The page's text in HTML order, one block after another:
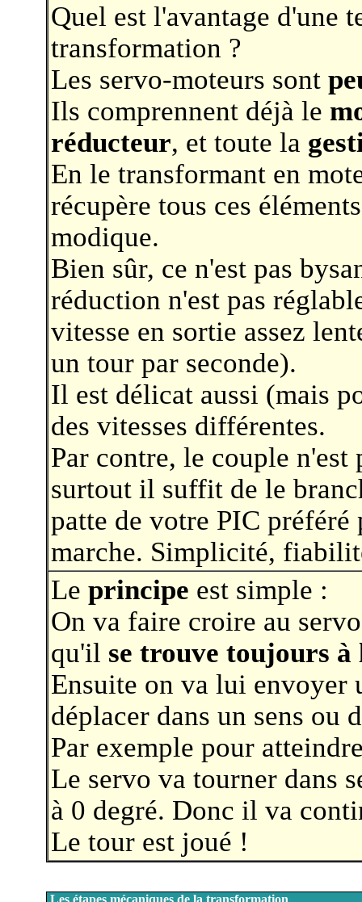
Quel est l'avantage d'une
transformation ?
Les servo-moteurs sont
Ils comprennent déjà le
réducteur, et toute la
En le transformant en
récupère tous ces
modique.
Bien sûr, ce n'est pas
réduction n'est pas
vitesse en sortie assez
un tour par seconde).
Il est délicat aussi (mais
des vitesses différentes.
Par contre, le couple n'est
surtout il suffit de le
patte de votre PIC préféré
marche. Simplicité,
Le principe est simple :
On va faire croire au
qu'il se trouve toujours à
Ensuite on va lui envoyer
déplacer dans un sens ou
Par exemple pour
Le servo va tourner dans
à 0 degré. Donc il va
Le tour est joué !
Les étapes mécaniques de la transformation